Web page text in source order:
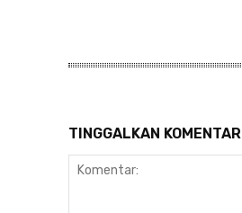
TINGGALKAN KOMENTAR